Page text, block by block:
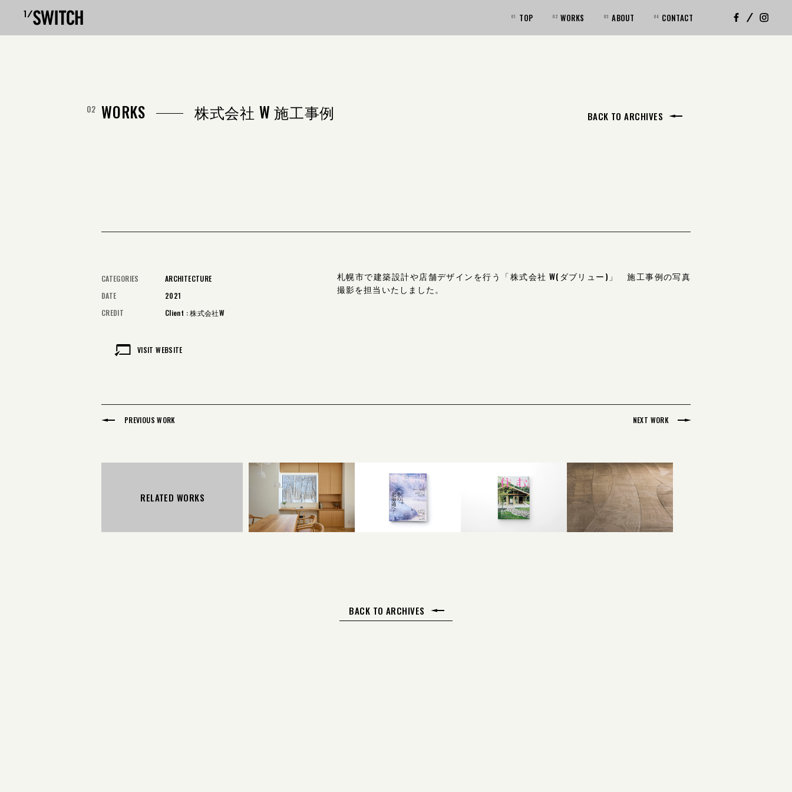
TOP WORKS ABOUT CONTACT
WORKS 株式会社 W 施工事例 BACK TO ARCHIVES
札幌市で建築設計や店舗デザインを行う「株式会社 W(ダブリュー)」 施工事例の写真
撮影を担当いたしました。
CATEGORIES
ARCHITECTURE
DATE
2021
CREDIT
Client : 株式会社W
VISIT WEBSITE
PREVIOUS WORK NEXT WORK
RELATED WORKS
BACK TO ARCHIVES